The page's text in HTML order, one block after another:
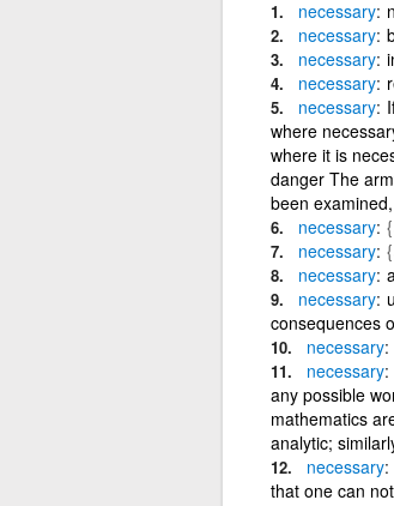
necessary
necessary
necessary
necessary
necessary
where
where it is
danger The
been
necessary
necessary
necessary
necessary
consequences
necessary
necessary
any possible
mathematics
analytic;
necessary
that one can